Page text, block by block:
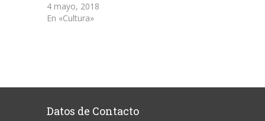
4 mayo, 2018
En «Cultura»
Datos de Contacto